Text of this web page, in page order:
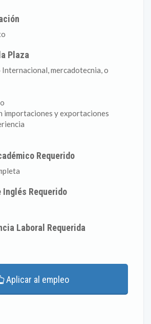
Plaza
Internacional, mercadotecnia, o
importaciones y exportaciones
Requerido
Requerido
Laboral Requerida
Aplicar al empleo